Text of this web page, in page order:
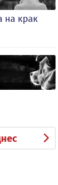
на крак